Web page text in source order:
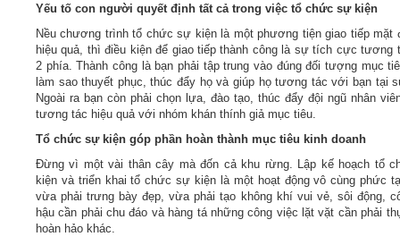
Yếu tố con người quyết định tất cả trong việc tổ chức sự kiện
Nều chương trình tổ chức sự kiện là một phương tiện giao tiếp mặt
hiệu quả, thì điều kiện để giao tiếp thành công là sự tích cực tương
2 phía. Thành công là bạn phải tập trung vào đúng đối tượng mục
làm sao thuyết phục, thúc đẩy họ và giúp họ tương tác với bạn tại
Ngoài ra bạn còn phải chọn lựa, đào tạo, thúc đẩy đội ngũ nhân
tương tác hiệu quả với nhóm khán thính giả mục tiêu.
Tổ chức sự kiện góp phần hoàn thành mục tiêu kinh doanh
Đừng vì một vài thân cây mà đốn cả khu rừng. Lập kế hoạch tổ
kiện và triển khai tổ chức sự kiện là một hoạt động vô cùng phức
vừa phải trưng bày đẹp, vừa phải tạo không khí vui vẻ, sôi động,
hậu cần phải chu đáo và hàng tá những công việc lặt vặt cần phải
hoàn hảo khác.